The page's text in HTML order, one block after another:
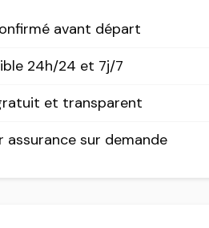
avant départ
24h/24 et 7j/7
et transparent
assurance sur demande